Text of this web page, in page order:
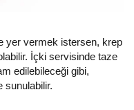
yer vermek istersen, krep
İçki servisinde taze
edilebileceği gibi,
sunulabilir.